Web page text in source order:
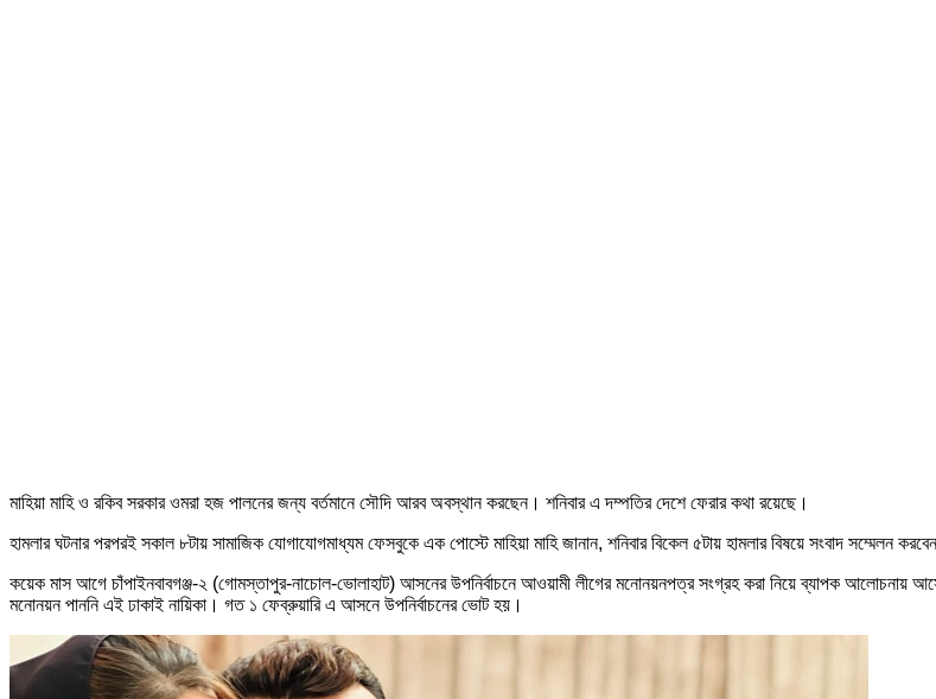
মাহিয়া মাহি ও রকিব সরকার ওমরা হজ পালনের জন্য বর্তমানে সৌদি আরব অবস্থান করছেন। শনিবার এ দম্পতির দেশে ফেরার কথা রয়েছে।
হামলার ঘটনার পরপরই সকাল ৮টায় সামাজিক যোগাযোগমাধ্যম ফেসবুকে এক পোস্টে মাহিয়া মাহি জানান, শনিবার বিকেল ৫টায় হামলার বিষয়ে সংবাদ সম্মেলন
কয়েক মাস আগে চাঁপাইনবাবগঞ্জ-২ (গোমস্তাপুর-নাচোল-ভোলাহাট) আসনের উপনির্বাচনে আওয়ামী লীগের মনোনয়নপত্র সংগ্রহ করা নিয়ে ব্যাপক আলোচনায়
মনোনয়ন পাননি এই ঢাকাই নায়িকা। গত ১ ফেব্রুয়ারি এ আসনে উপনির্বাচনের ভোট হয়।